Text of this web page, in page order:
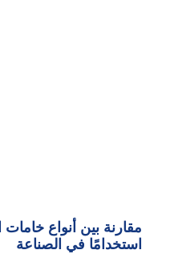
مقارنة بين أنواع خامات
استخدامًا في الصناعة